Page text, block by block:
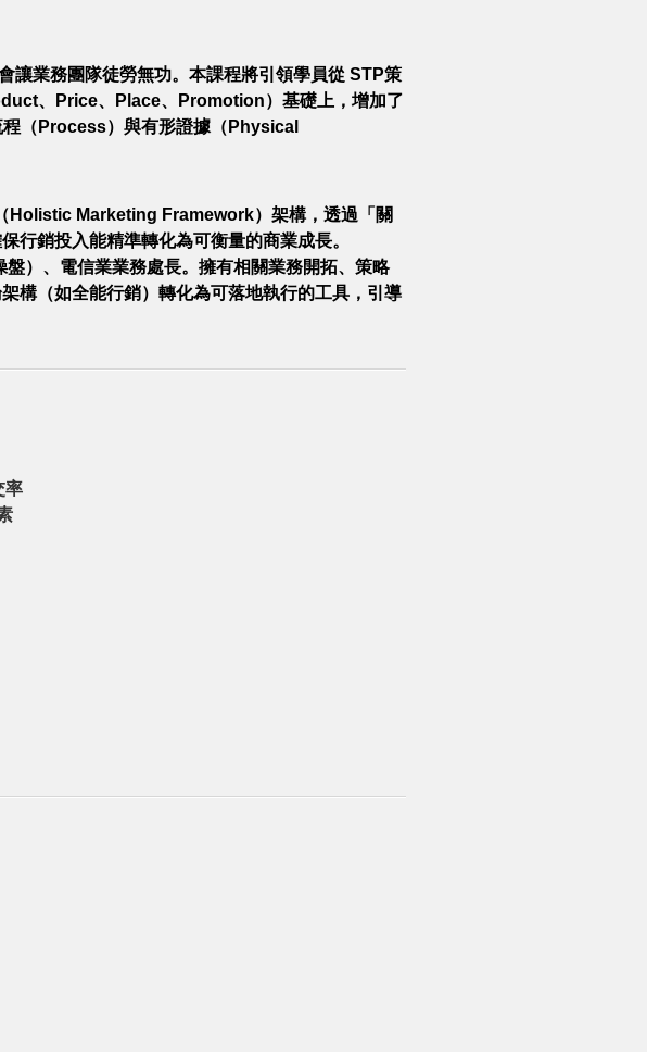
讓業務團隊徒勞無功。本課程將引領學員從 STP策
、Price、Place、Promotion）基礎上，增加了
（Process）與有形證據（Physical
Holistic Marketing Framework）架構，透過「關
行銷投入能精準轉化為可衡量的商業成長。
）、電信業業務處長。擁有相關業務開拓、策略
構（如全能行銷）轉化為可落地執行的工具，引導
率